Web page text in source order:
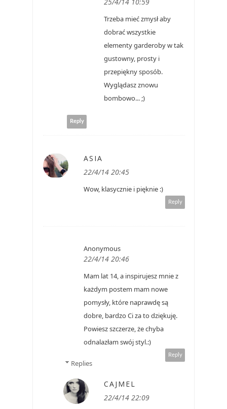
Trzeba mieć zmysł aby
dobrać wszystkie
elementy garderoby w tak
gustowny, prosty i
przepiękny sposób.
Wyglądasz znowu
bombowo... ;)
Reply
ASIA
22/4/14 20:45
Wow, klasycznie i pięknie :)
Reply
Anonymous
22/4/14 20:46
Mam lat 14, a inspirujesz mnie z
każdym postem mam nowe
pomysły, które naprawdę są
dobre, bardzo Ci za to dziękuję.
Powiesz szczerze, że chyba
odnalazłam swój styl.:)
Reply
Replies
CAJMEL
22/4/14 22:09